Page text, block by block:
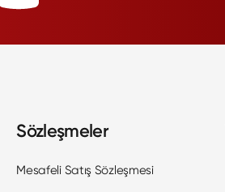
Sözleşmeler
Mesafeli Satış Sözleşmesi